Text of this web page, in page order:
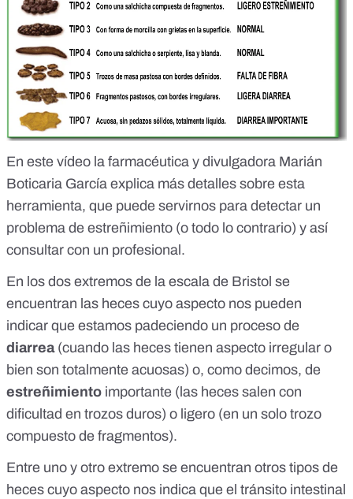
En este vídeo la farmacéutica y divulgadora Marián
Boticaria García explica más detalles sobre esta
herramienta, que puede servirnos para detectar un
problema de estreñimiento (o todo lo contrario) y así
consultar con un profesional.
En los dos extremos de la escala de Bristol se
encuentran las heces cuyo aspecto nos pueden
indicar que estamos padeciendo un proceso de
diarrea (cuando las heces tienen aspecto irregular o
bien son totalmente acuosas) o, como decimos, de
estreñimiento importante (las heces salen con
dificultad en trozos duros) o ligero (en un solo trozo
compuesto de fragmentos).
Entre uno y otro extremo se encuentran otros tipos de
heces cuyo aspecto nos indica que el tránsito intestinal